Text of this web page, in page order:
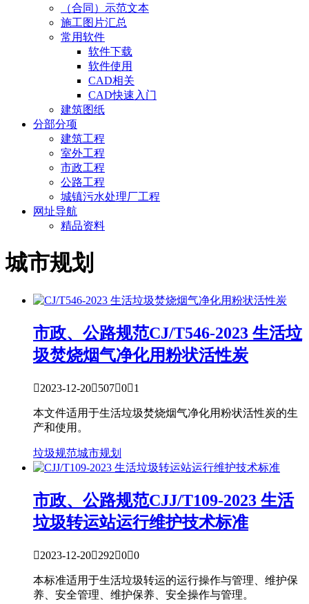
（合同）示范文本
施工图片汇总
常用软件
软件下载
软件使用
CAD相关
CAD快速入门
建筑图纸
分部分项
建筑工程
室外工程
市政工程
公路工程
城镇污水处理厂工程
网址导航
精品资料
城市规划
市政、公路规范CJ/T546-2023 生活垃
圾焚烧烟气净化用粉状活性炭
2023-12-2050701
本文件适用于生活垃圾焚烧烟气净化用粉状活性炭的生
产和使用。
垃圾规范城市规划
市政、公路规范CJJ/T109-2023 生活
垃圾转运站运行维护技术标准
2023-12-2029200
本标准适用于生活垃圾转运的运行操作与管理、维护保
养、安全管理、维护保养、安全操作与管理。